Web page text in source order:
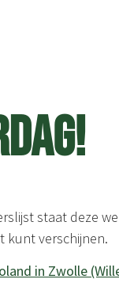
staat deze
kunt verschijnen.
in Zwolle